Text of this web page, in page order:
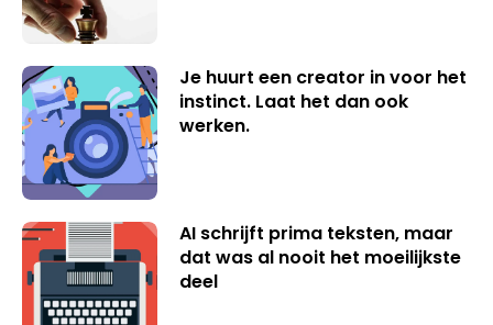
Je huurt een creator in voor het
instinct. Laat het dan ook
werken.
AI schrijft prima teksten, maar
dat was al nooit het moeilijkste
deel